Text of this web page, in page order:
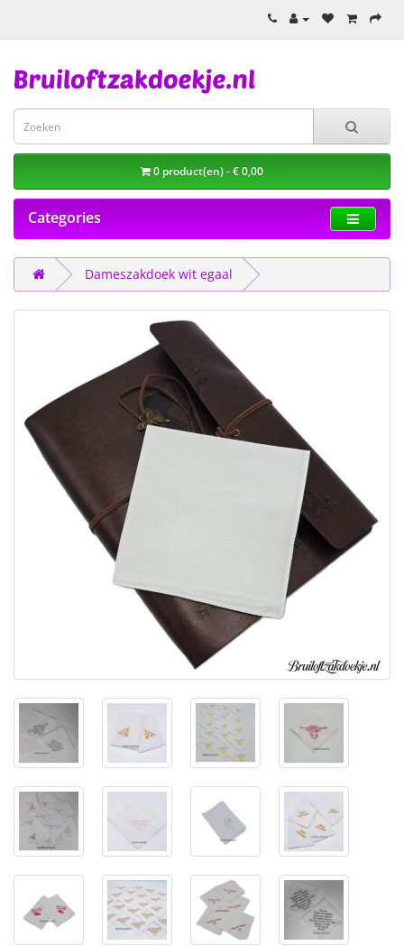
0 product(en) - € 0,00
Categories
Dameszakdoek wit egaal